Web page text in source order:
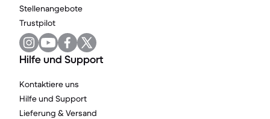
Stellenangebote
Trustpilot
Hilfe und Support
Kontaktiere uns
Hilfe und Support
Lieferung & Versand